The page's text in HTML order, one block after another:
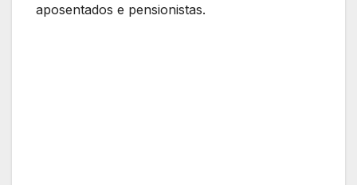
aposentados e pensionistas.